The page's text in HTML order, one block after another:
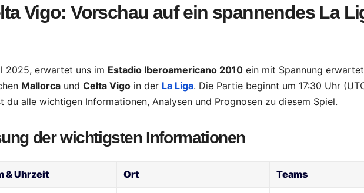
Vigo: Vorschau auf ein spannendes La
2025, erwartet uns im Estadio Iberoamericano 2010 ein mit Spannung
Mallorca und Celta Vigo in der La Liga. Die Partie beginnt um 17:30 Uhr
du alle wichtigen Informationen, Analysen und Prognosen zu diesem Spiel.
der wichtigsten Informationen
& Uhrzeit Ort Teams